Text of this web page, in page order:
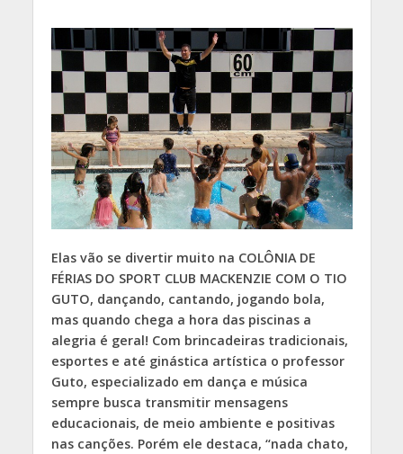
Elas vão se divertir muito na COLÔNIA DE
FÉRIAS DO SPORT CLUB MACKENZIE COM O TIO
GUTO, dançando, cantando, jogando bola,
mas quando chega a hora das piscinas a
alegria é geral! Com brincadeiras tradicionais,
esportes e até ginástica artística o professor
Guto, especializado em dança e música
sempre busca transmitir mensagens
educacionais, de meio ambiente e positivas
nas canções. Porém ele destaca, “nada chato,